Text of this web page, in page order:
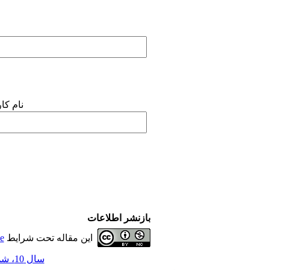
نام
بازنشر اطلاعات
این مقاله تحت شرایط
سال 10، شماره 39 - ( 3-1397 )